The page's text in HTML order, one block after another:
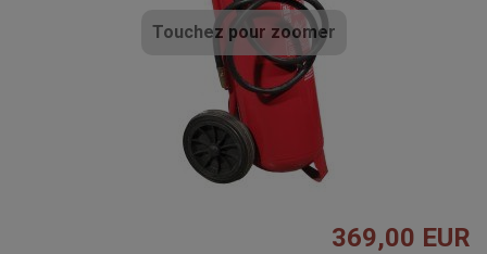
Touchez pour zoomer
369,00 EUR